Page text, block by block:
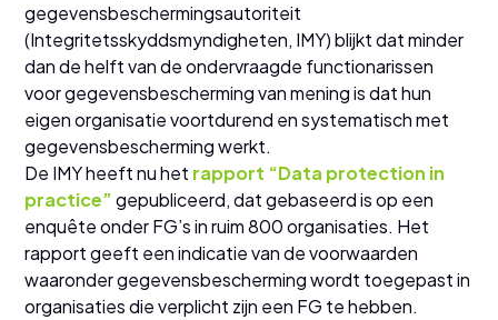
gegevensbeschermingsautoriteit
(Integritetsskyddsmyndigheten, IMY) blijkt dat minder
dan de helft van de ondervraagde functionarissen
voor gegevensbescherming van mening is dat hun
eigen organisatie voortdurend en systematisch met
gegevensbescherming werkt.
De IMY heeft nu het rapport “Data protection in
practice”gepubliceerd, dat gebaseerd is op een
enquête onder FG’s in ruim 800 organisaties. Het
rapport geeft een indicatie van de voorwaarden
waaronder gegevensbescherming wordt toegepast in
organisaties die verplicht zijn een FG te hebben.